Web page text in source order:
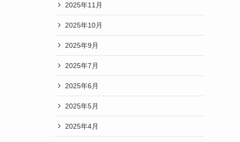
2025年11月
2025年10月
2025年9月
2025年7月
2025年6月
2025年5月
2025年4月